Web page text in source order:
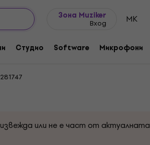
Зона Muziker
Вход MK
Студио Software Микрофони
281747
или не е част от актуалната